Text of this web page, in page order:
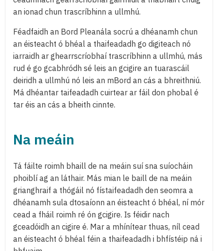
an ionad chun trascríbhinn a ullmhú.
Féadfaidh an Bord Pleanála socrú a dhéanamh chun
an éisteacht ó bhéal a thaifeadadh go digiteach nó
iarraidh ar ghearrscríobhaí trascríbhinn a ullmhú, más
rud é go gcabhródh sé leis an gcigire an tuarascáil
deiridh a ullmhú nó leis an mBord an cás a bhreithniú.
Má dhéantar taifeadadh cuirtear ar fáil don phobal é
tar éis an cás a bheith cinnte.
Na meáin
Tá fáilte roimh bhaill de na meáin suí sna suíocháin
phoiblí ag an láthair. Más mian le baill de na meáin
grianghraif a thógáil nó fístaifeadadh den seomra a
dhéanamh sula dtosaíonn an éisteacht ó bhéal, ní mór
cead a fháil roimh ré ón gcigire. Is féidir nach
gceadóidh an cigire é. Mar a mhínítear thuas, níl cead
an éisteacht ó bhéal féin a thaifeadadh i bhfístéip ná i